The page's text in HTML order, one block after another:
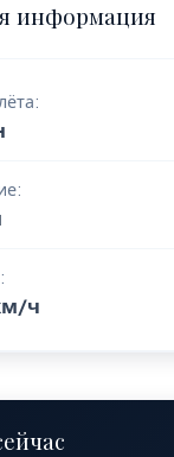
информация
ч